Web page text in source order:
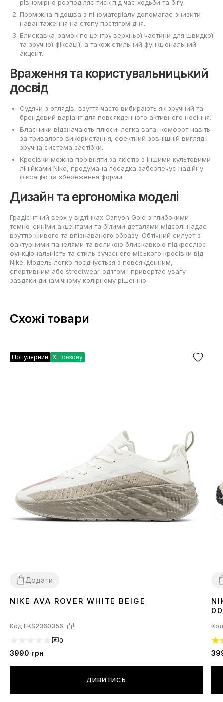
рівномірно розподіляє тиск під час ходьби та бігу.
Проміжна підошва з піноматеріалу допомагає знизити
навантаження на стопу протягом дня.
Блискавка-замок по центру верхньої частини для швидкої
та зручної фіксації, а також стильний функціональний
акцент.
Враження та користувальницький
досвід
Судячи з оглядів, взуття часто вибирають як зручний та
брендовий варіант для повсякденного активного носіння.
Власники відзначають плюси: легка вага, комфорт навіть
за тривалого використання, ефектний зовнішній вигляд і
зручна система застібки.
Кросівки можна порівняти за якістю з іншими культовими
лінійками Nike, продумана посадка забезпечує надійну
фіксацію та збереження форми.
Дизайн та ергономіка моделі
Градієнтний верх у відтінках Canyon Gold з глибокими
темно-синіми акцентами та білими деталями мідсолі надає
взуттю живого та впізнаваного образу. Обтічний силует з
фактурними панелями та великою блискавкою підкреслює
функціональність та стиль сучасного міського кросівки від
Nike. Модель легко поєднується з повсякденним,
спортивним або streetwear-одягом і привертає увагу
завдяки динамічному колірному рішенню.
Схожі товари
Популярний Хіт сезону
Додати
4042 4344 45
NIKE AVA ROVER WHITE BEIGE
Код:FKS2360356
0
3990 грн
ДИВИТИСЬ